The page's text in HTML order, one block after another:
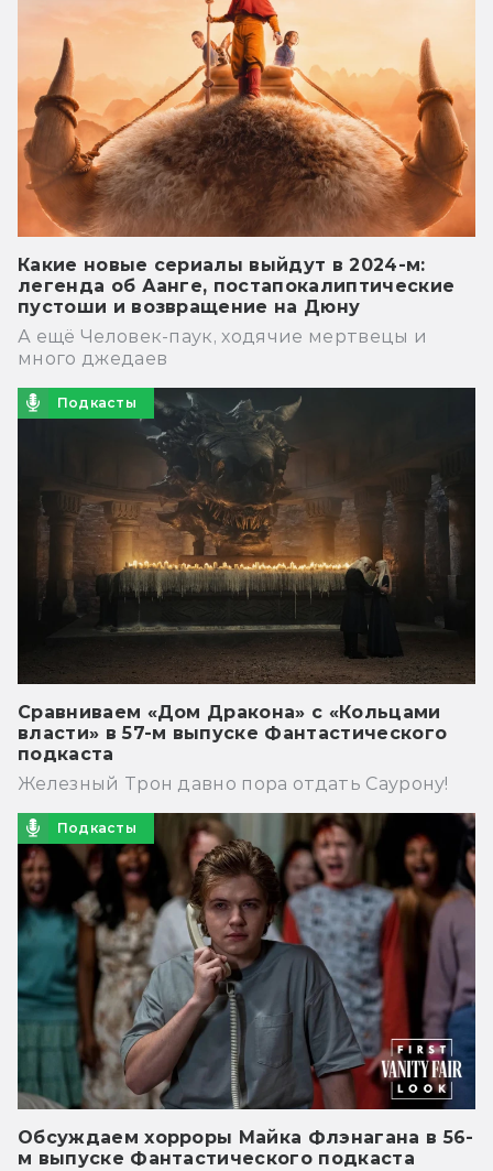
Какие новые сериалы выйдут в 2024-м:
легенда об Аанге, постапокалиптические
пустоши и возвращение на Дюну
А ещё Человек-паук, ходячие мертвецы и
много джедаев
Подкасты
Сравниваем «Дом Дракона» с «Кольцами
власти» в 57-м выпуске Фантастического
подкаста
Железный Трон давно пора отдать Саурону!
Подкасты
Обсуждаем хорроры Майка Флэнагана в 56-
м выпуске Фантастического подкаста